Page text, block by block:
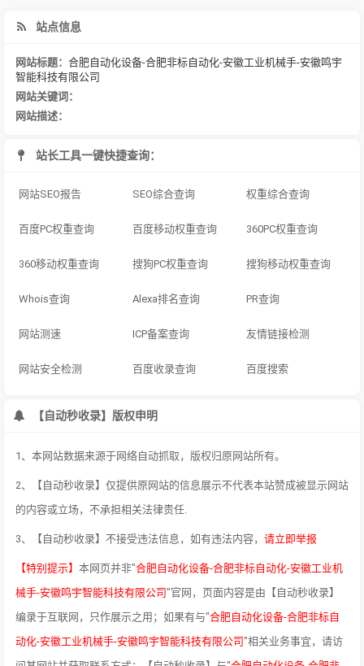
站点信息
网站标题： 合肥自动化设备-合肥非标自动化-安徽工业机械手-安徽鸣宇
智能科技有限公司
网站关键词：
网站描述：
站长工具一键快捷查询：
网站SEO报告 SEO综合查询 权重综合查询
百度PC权重查询 百度移动权重查询 360PC权重查询
360移动权重查询 搜狗PC权重查询 搜狗移动权重查询
Whois查询 Alexa排名查询 PR查询
网站测速 ICP备案查询 友情链接检测
网站安全检测 百度收录查询 百度搜索
【自动秒收录】版权申明
1、本网站数据来源于网络自动抓取，版权归原网站所有。
2、【自动秒收录】仅提供原网站的信息展示不代表本站赞成被显示网站
的内容或立场，不承担相关法律责任.
3、【自动秒收录】不接受违法信息，如有违法内容， 请立即举报
【特别提示】 本网页并非"合肥自动化设备-合肥非标自动化-安徽工业机
械手-安徽鸣宇智能科技有限公司"官网，页面内容是由【自动秒收录】
编录于互联网，只作展示之用；如果有与"合肥自动化设备-合肥非标自
动化-安徽工业机械手-安徽鸣宇智能科技有限公司"相关业务事宜，请访